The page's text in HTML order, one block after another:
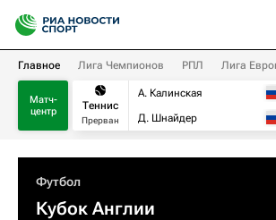
Главное Лига Чемпионов РПЛ Лига
Матч-
центр
Теннис
Прерван
А. Калинская
Д. Шнайдер
Футбол
Кубок Англии